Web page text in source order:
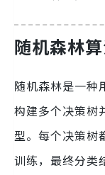
随机森林
随机森林是一种
构建多个决策树
型。每个决策树
训练，最终分类